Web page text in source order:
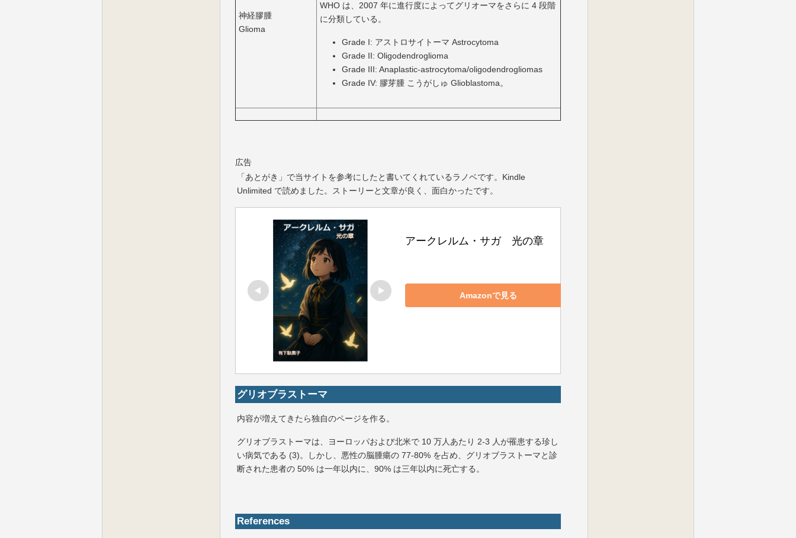
神経膠腫
Glioma
WHO は、2007 年に進行度によってグリオーマをさらに 4 段階
に分類している。
Grade I: アストロサイトーマ Astrocytoma
Grade II: Oligodendroglioma
Grade III: Anaplastic-astrocytoma/oligodendrogliomas
Grade IV: 膠芽腫 こうがしゅ Glioblastoma。
広告
「あとがき」で当サイトを参考にしたと書いてくれているラノベです。Kindle
Unlimited で読めました。ストーリーと文章が良く、面白かったです。
アークレルム・サガ　光の章
Amazonで見る
グリオブラストーマ
内容が増えてきたら独自のページを作る。
グリオブラストーマは、ヨーロッパおよび北米で 10 万人あたり 2-3 人が罹患する珍し
い病気である (3)。しかし、悪性の脳腫瘍の 77-80% を占め、グリオブラストーマと診
断された患者の 50% は一年以内に、90% は三年以内に死亡する。
References